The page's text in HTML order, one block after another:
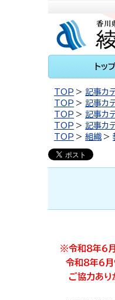
トッ
TOP 記事カ
TOP
記事カ
TOP
記事カ
TOP
記事カ
TOP
組織
※令和８年６
令和８年６月
ご協力あり